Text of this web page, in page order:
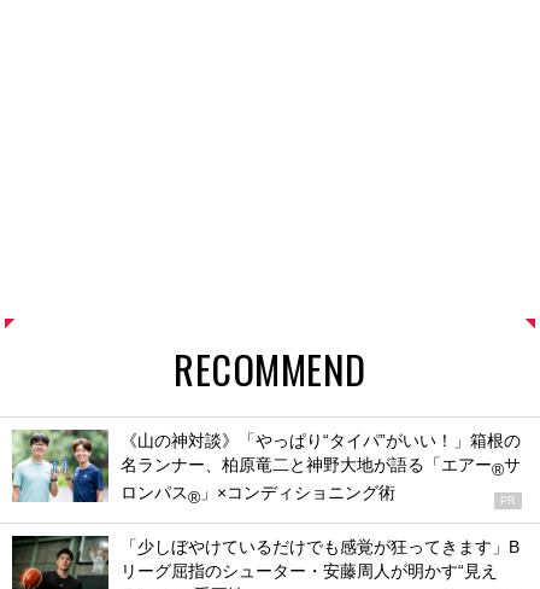
RECOMMEND
《山の神対談》「やっぱり“タイパ”がいい！」箱根の
名ランナー、柏原竜二と神野大地が語る「エアー®サ
ロンパス® 」×コンディショニング術 PR
「少しぼやけているだけでも感覚が狂ってきます」B
リーグ屈指のシューター・安藤周人が明かす“見え